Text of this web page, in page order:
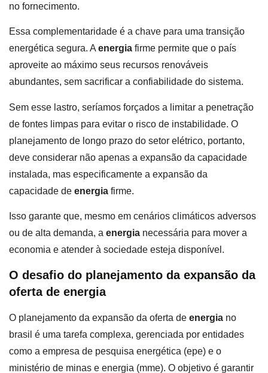
no fornecimento.
Essa complementaridade é a chave para uma transição
energética segura. A energia firme permite que o país
aproveite ao máximo seus recursos renováveis
abundantes, sem sacrificar a confiabilidade do sistema.
Sem esse lastro, seríamos forçados a limitar a penetração
de fontes limpas para evitar o risco de instabilidade. O
planejamento de longo prazo do setor elétrico, portanto,
deve considerar não apenas a expansão da capacidade
instalada, mas especificamente a expansão da
capacidade de energia firme.
Isso garante que, mesmo em cenários climáticos adversos
ou de alta demanda, a energia necessária para mover a
economia e atender à sociedade esteja disponível.
O desafio do planejamento da expansão da
oferta de energia
O planejamento da expansão da oferta de energia no
brasil é uma tarefa complexa, gerenciada por entidades
como a empresa de pesquisa energética (epe) e o
ministério de minas e energia (mme). O objetivo é garantir